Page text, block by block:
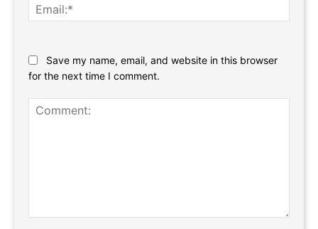
Save my name, email, and website in this browser
for the next time I comment.